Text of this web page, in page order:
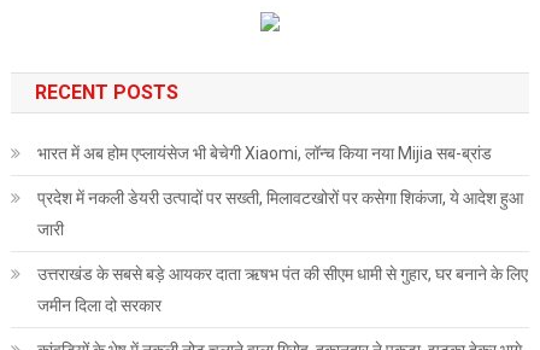
RECENT POSTS
भारत में अब होम एप्लायंसेज भी बेचेगी Xiaomi, लॉन्च किया नया Mijia सब-ब्रांड
प्रदेश में नकली डेयरी उत्पादों पर सख्ती, मिलावटखोरों पर कसेगा शिकंजा, ये आदेश हुआ
जारी
उत्तराखंड के सबसे बड़े आयकर दाता ऋषभ पंत की सीएम धामी से गुहार, घर बनाने के लिए
जमीन दिला दो सरकार